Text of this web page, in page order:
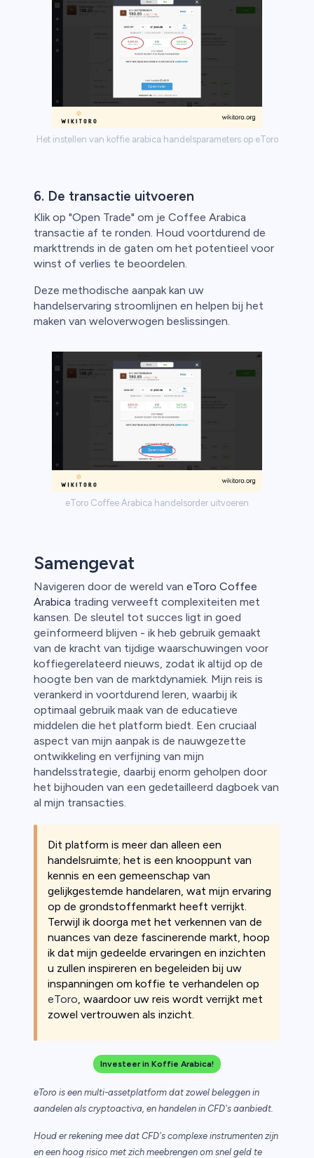
Het instellen van koffie arabica handelsparameters op eToro
6. De transactie uitvoeren
Klik op "Open Trade" om je Coffee Arabica
transactie af te ronden. Houd voortdurend de
markttrends in de gaten om het potentieel voor
winst of verlies te beoordelen.
Deze methodische aanpak kan uw
handelservaring stroomlijnen en helpen bij het
maken van weloverwogen beslissingen.
eToro Coffee Arabica handelsorder uitvoeren
Samengevat
Navigeren door de wereld van eToro Coffee
Arabica trading verweeft complexiteiten met
kansen. De sleutel tot succes ligt in goed
geïnformeerd blijven - ik heb gebruik gemaakt
van de kracht van tijdige waarschuwingen voor
koffiegerelateerd nieuws, zodat ik altijd op de
hoogte ben van de marktdynamiek. Mijn reis is
verankerd in voortdurend leren, waarbij ik
optimaal gebruik maak van de educatieve
middelen die het platform biedt. Een cruciaal
aspect van mijn aanpak is de nauwgezette
ontwikkeling en verfijning van mijn
handelsstrategie, daarbij enorm geholpen door
het bijhouden van een gedetailleerd dagboek van
al mijn transacties.
Dit platform is meer dan alleen een
handelsruimte; het is een knooppunt van
kennis en een gemeenschap van
gelijkgestemde handelaren, wat mijn ervaring
op de grondstoffenmarkt heeft verrijkt.
Terwijl ik doorga met het verkennen van de
nuances van deze fascinerende markt, hoop
ik dat mijn gedeelde ervaringen en inzichten
u zullen inspireren en begeleiden bij uw
inspanningen om koffie te verhandelen op
eToro , waardoor uw reis wordt verrijkt met
zowel vertrouwen als inzicht.
Investeer in Koffie Arabica!
eToro is een multi-assetplatform dat zowel beleggen in
aandelen als cryptoactiva, en handelen in CFD's aanbiedt.
Houd er rekening mee dat CFD's complexe instrumenten zijn
en een hoog risico met zich meebrengen om snel geld te